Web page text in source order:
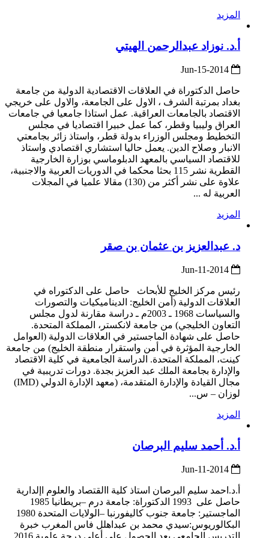
المزيد
أ.د. نوزاد عبدالرحمن الهيتي
حاصل الدكتوراة في العلاقات الاقتصادية الدولية من جامعة
بغداد بمرتبة الشرف ، الاول على الجامعة، والاول على خريجي
الاقتصاد بالجامعات العراقية. عمل استاذا جامعيا في جامعات
العراق وليبيا وقطر، كما عمل خبيرا اقتصاديا في مجلس
التخطيط ومجلس الوزراء بدولة قطر، واستاذ زائر بجامعتي
الانبار وصلاح الدين. يعمل حاليا استشاري اقتصادي واستاذ
للاقتصاد السياسي بالمعهد الدبلوماسي بوزارة الخارجية
القطرية نشر 115 بحثا محكما في الدوريات العربية والاجنبية،
علاوة على نشر أكثر من (130) مقالا علميا في المجلات
العربية له ...
المزيد
د. عبدالعزيز بن عثمان بن صقر
رئيس مركز الخليج للأبحاث حاصل على الدكتوراه في
العلاقات الدولية (أمن الخليج: الديناميكيات والتصورات
والسياسات 1968 ـ 2003م ـ دراسة مقارنة لدول مجلس
التعاون الخليجي) من جامعة لانكستر، المملكة المتحدة.
حاصل على شهادة الماجستير في العلاقات الدولية (العوامل
الخارجية المؤثرة في أمن واستقرار منطقة الخليج) من جامعة
كينت، المملكة المتحدة. الدراسة الجامعية في كلية الاقتصاد
والإدارة بجامعة الملك عبد العزيز بجدة. دورات تدريبية في
مجال القيادة والإدارة المتقدمة، (معهد الإدارة الدولي (IMD)
لوزان – س...
المزيد
أ.د. أحمد سليم البرصان
أ.د.احمد سليم البرصان استاذ كلية االقتصاد والعلوم اإلدارية
حاصل على 1993 الدكتوراة: جامعة درم –بريطانيا 1985
الماجستير: جامعة جنوب كاليفورنبا –الولايات المتحدة 1980
البكالوريوس:سيدي محمد بن عبداهلل فاس المغرب خبرة
التدريس الجامعي بعد الحصول على أعلى درجة علمية 2016